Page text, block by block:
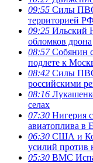
09:55 Силы ПВО
территорией РФ
09:25 Ильский
обломков дрона
08:57Собянин
подлете к
08:42 Силы
российскими
08:16
селах
07:30 Нигерия
авиатоплива в
06:30 США и
усилий против
05:30 ВМС